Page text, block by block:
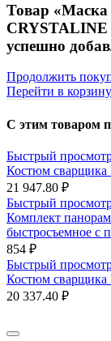
Товар
CRYSTALINE
успешно
Продолжить
Перейти в корзину
С этим товаром
Быстрый
Костюм
21 947.80 ₽
Быстрый
Комплект
быстросъемное с
854 ₽
Быстрый
Костюм
20 337.40 ₽